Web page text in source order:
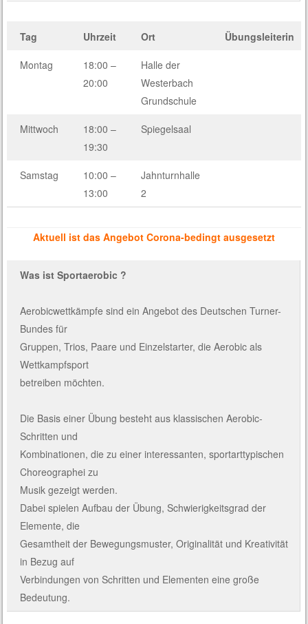
Tag Uhrzeit Ort Übungsleiterin
Montag
18:00 –
20:00
Halle der
Westerbach
Grundschule
Mittwoch
18:00 –
19:30
Spiegelsaal
Samstag
10:00 –
13:00
Jahnturnhalle
2
Aktuell ist das Angebot Corona-bedingt ausgesetzt
Was ist Sportaerobic ?
Aerobicwettkämpfe sind ein Angebot des Deutschen Turner-
Bundes für
Gruppen, Trios, Paare und Einzelstarter, die Aerobic als
Wettkampfsport
betreiben möchten.
Die Basis einer Übung besteht aus klassischen Aerobic-
Schritten und
Kombinationen, die zu einer interessanten, sportarttypischen
Choreographei zu
Musik gezeigt werden.
Dabei spielen Aufbau der Übung, Schwierigkeitsgrad der
Elemente, die
Gesamtheit der Bewegungsmuster, Originalität und Kreativität
in Bezug auf
Verbindungen von Schritten und Elementen eine große
Bedeutung.